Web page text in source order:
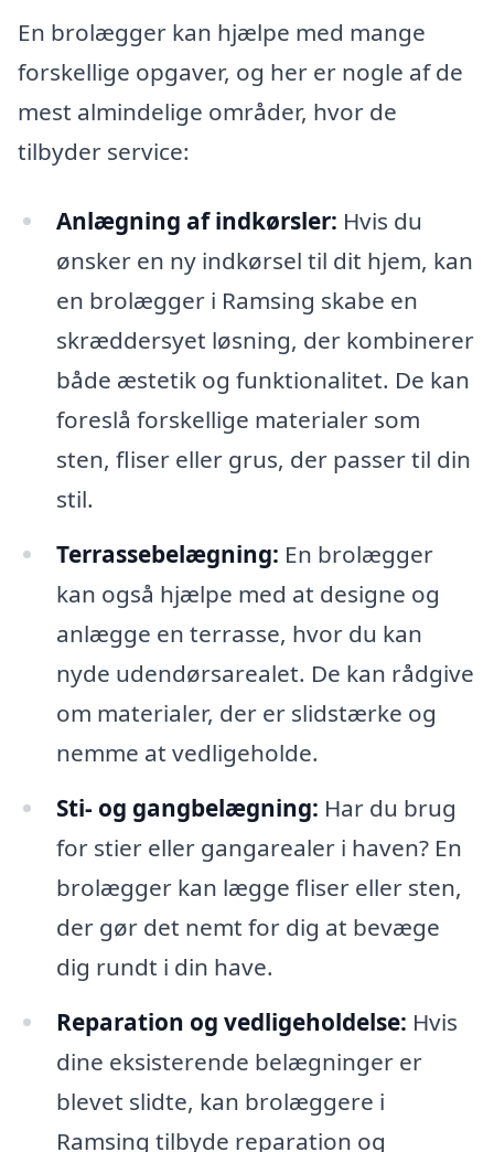
En brolægger kan hjælpe med mange
forskellige opgaver, og her er nogle af de
mest almindelige områder, hvor de
tilbyder service:
Anlægning af indkørsler: Hvis du
ønsker en ny indkørsel til dit hjem, kan
en brolægger i Ramsing skabe en
skræddersyet løsning, der kombinerer
både æstetik og funktionalitet. De kan
foreslå forskellige materialer som
sten, fliser eller grus, der passer til din
stil.
Terrassebelægning: En brolægger
kan også hjælpe med at designe og
anlægge en terrasse, hvor du kan
nyde udendørsarealet. De kan rådgive
om materialer, der er slidstærke og
nemme at vedligeholde.
Sti- og gangbelægning: Har du brug
for stier eller gangarealer i haven? En
brolægger kan lægge fliser eller sten,
der gør det nemt for dig at bevæge
dig rundt i din have.
Reparation og vedligeholdelse: Hvis
dine eksisterende belægninger er
blevet slidte, kan brolæggere i
Ramsing tilbyde reparation og